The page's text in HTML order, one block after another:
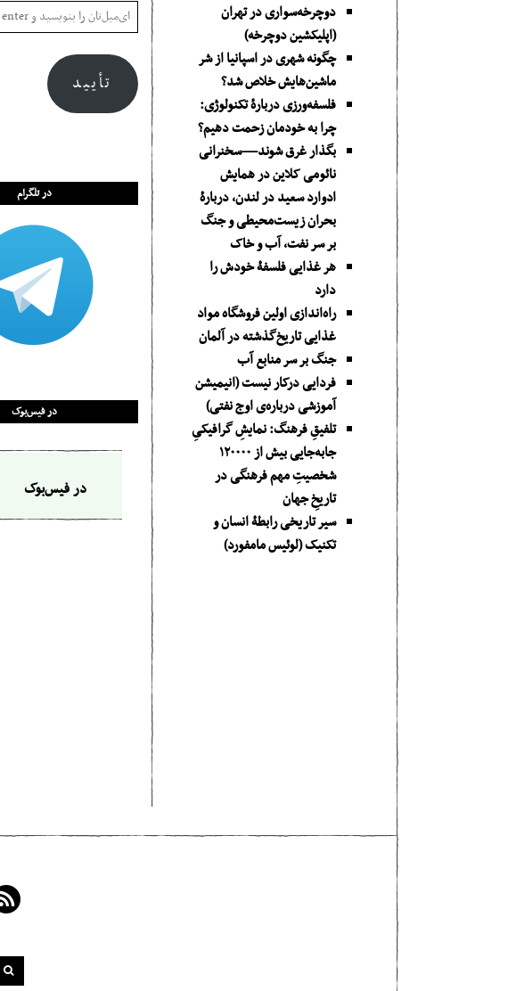
تأیید
در تلگرام
در فیس‌بوک
در فیس‌بوک
دوچرخه‌سواری در تهران
(اپلیکشین دوچرخه)
چگونه شهری در اسپانیا از شر
ماشین‌هایش خلاص شد؟
فلسفه‌ورزی دربارهٔ تکنولوژی:
چرا به خودمان زحمت دهیم؟
بگذار غرق شوند—سخنرانی
نائومی کلاین در همایش
ادوارد سعید در لندن، دربارۀ
بحران زیست‌محیطی و جنگ
بر سر نفت، آب و خاک
هر غذایی فلسفۀ خودش را
دارد
راه‌اندازی اولین فروشگاه مواد
غذایی تاریخ‌گذشته در آلمان
جنگ بر سر منابع آب
فردایی درکار نیست (انیمیشن
آموزشی درباره‌ی اوج نفتی)
تلفیقِ فرهنگ: نمایشِ گرافیکیِ
جا‌به‌جایی بیش از ۱۲۰۰۰۰
شخصیتِ مهم فرهنگی در
تاریخِ جهان
سیر تاریخی رابطۀ انسان و
تکنیک (لوئیس مامفورد)